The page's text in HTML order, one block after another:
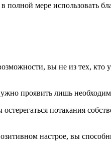
мере использовать
вы не из тех,
проявить лишь
потакания
настрое, вы